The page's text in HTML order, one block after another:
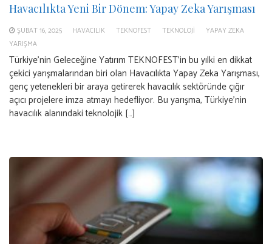
Havacılıkta Yeni Bir Dönem: Yapay Zeka Yarışması
ŞUBAT 16, 2025 HAVACILIK TEKNOFEST TEKNOLOJI
YAPAY ZEKA
YARIŞMA
Türkiye’nin Geleceğine Yatırım TEKNOFEST’in bu yılki en dikkat
çekici yarışmalarından biri olan Havacılıkta Yapay Zeka Yarışması,
genç yetenekleri bir araya getirerek havacılık sektöründe çığır
açıcı projelere imza atmayı hedefliyor. Bu yarışma, Türkiye’nin
havacılık alanındaki teknolojik […]